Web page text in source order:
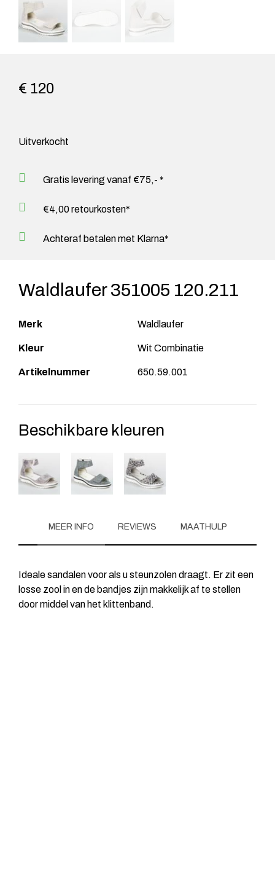
€ 120
Uitverkocht
Gratis levering vanaf €75,- *
€4,00 retourkosten*
Achteraf betalen met Klarna*
Waldlaufer 351005 120.211
Merk Waldlaufer
Kleur Wit Combinatie
Artikelnummer 650.59.001
Beschikbare kleuren
MEER INFO REVIEWS MAATHULP
Ideale sandalen voor als u steunzolen draagt. Er zit een
losse zool in en de bandjes zijn makkelijk af te stellen
door middel van het klittenband.